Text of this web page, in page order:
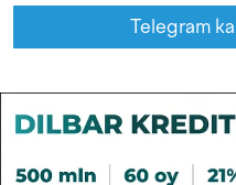
Telegram